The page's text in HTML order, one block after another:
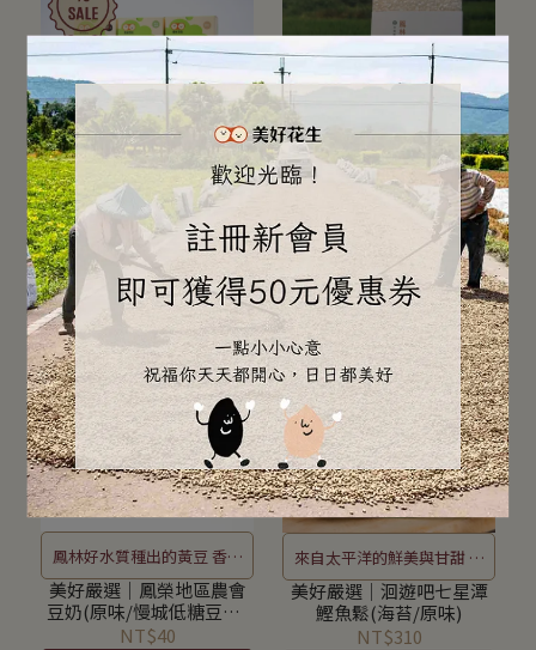
端午好禮！經典牛軋三口味!
原味花生／本土黑芝麻／柚
花烏龍花生
手工牛軋糖三入組（原味
花生／本土黑芝麻／柚花
烏龍花生）
NT$720NT$750
加入購物車
鳳林在地好水質種出的白米
香Q好吃
美好嚴選│鳳榮地區農會
鳳林慢城白米300G
加入購物車
鳳林好水質種出的黃豆 香濃
淡雅 回味無窮
美好嚴選│鳳榮地區農會
豆奶(原味/慢城低糖豆奶/
有機慢豆奶無糖)
NT$40
來自太平洋的鮮美與甘甜 配
粥配飯好開胃
美好嚴選│洄遊吧七星潭
鰹魚鬆(海苔/原味)
NT$310